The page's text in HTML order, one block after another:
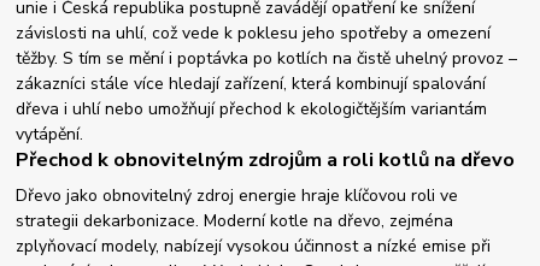
unie i Česká republika postupně zavádějí opatření ke snížení
závislosti na uhlí, což vede k poklesu jeho spotřeby a omezení
těžby. S tím se mění i poptávka po kotlích na čistě uhelný provoz –
zákazníci stále více hledají zařízení, která kombinují spalování
dřeva i uhlí nebo umožňují přechod k ekologičtějším variantám
vytápění.
Přechod k obnovitelným zdrojům a roli kotlů na dřevo
Dřevo jako obnovitelný zdroj energie hraje klíčovou roli ve
strategii dekarbonizace. Moderní kotle na dřevo, zejména
zplyňovací modely, nabízejí vysokou účinnost a nízké emise při